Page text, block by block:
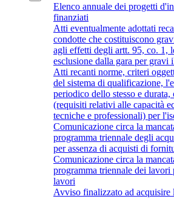
Elenco annuale dei progetti
finanziati
Atti eventualmente adottati
condotte che costituiscono
agli effetti degli artt. 95, co. 1,
esclusione dalla gara per gravi
Atti recanti norme, criteri
del sistema di qualificazione,
periodico dello stesso e
(requisiti relativi alle capacità
tecniche e professionali) per
Comunicazione circa la
programma triennale degli
per assenza di acquisti di
Comunicazione circa la
programma triennale dei lavori
lavori
Avviso finalizzato ad acquisire